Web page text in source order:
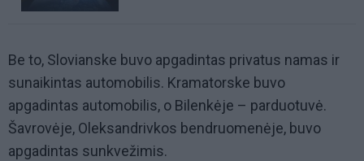
Be to, Slovianske buvo apgadintas privatus namas ir
sunaikintas automobilis. Kramatorske buvo
apgadintas automobilis, o Bilenkėje – parduotuvė.
Šavrovėje, Oleksandrivkos bendruomenėje, buvo
apgadintas sunkvežimis.